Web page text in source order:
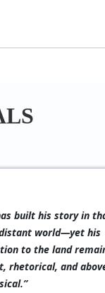
Sáez is an
rhythm
skilled in
and powerful
the